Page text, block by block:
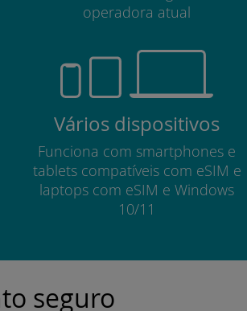
operadora atual
Vários dispositivos
Funciona com smartphones e
tablets compatíveis com eSIM e
laptops com eSIM e Windows
10/11
seguro